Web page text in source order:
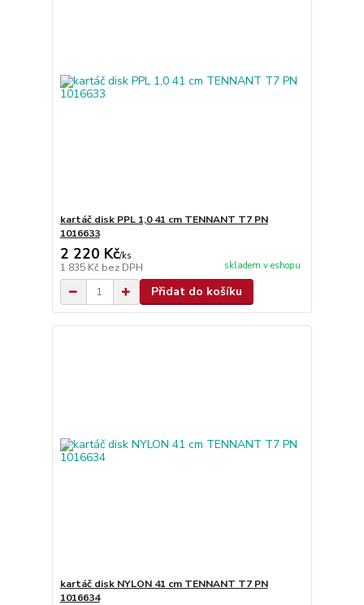
kartáč disk PPL 1,0 41 cm TENNANT T7 PN
1016633
2 220 Kč/ks
1 835 Kč bez DPH skladem v eshopu
Přidat do košíku
kartáč disk NYLON 41 cm TENNANT T7 PN
1016634